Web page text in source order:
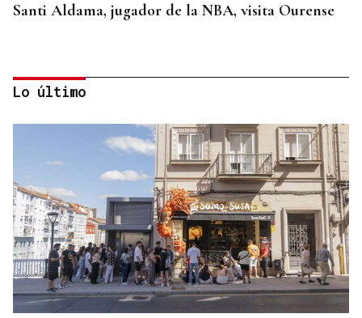
Santi Aldama, jugador de la NBA, visita Ourense
2019, SU PRIMERA GRANDE
Pogacar vuelve a La Vuelta siete años después y
busca conquistar el maillot rojo
Lo último